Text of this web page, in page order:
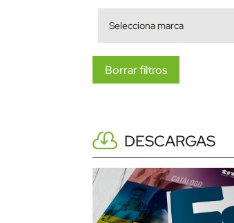
Borrar filtros
DESCARGAS